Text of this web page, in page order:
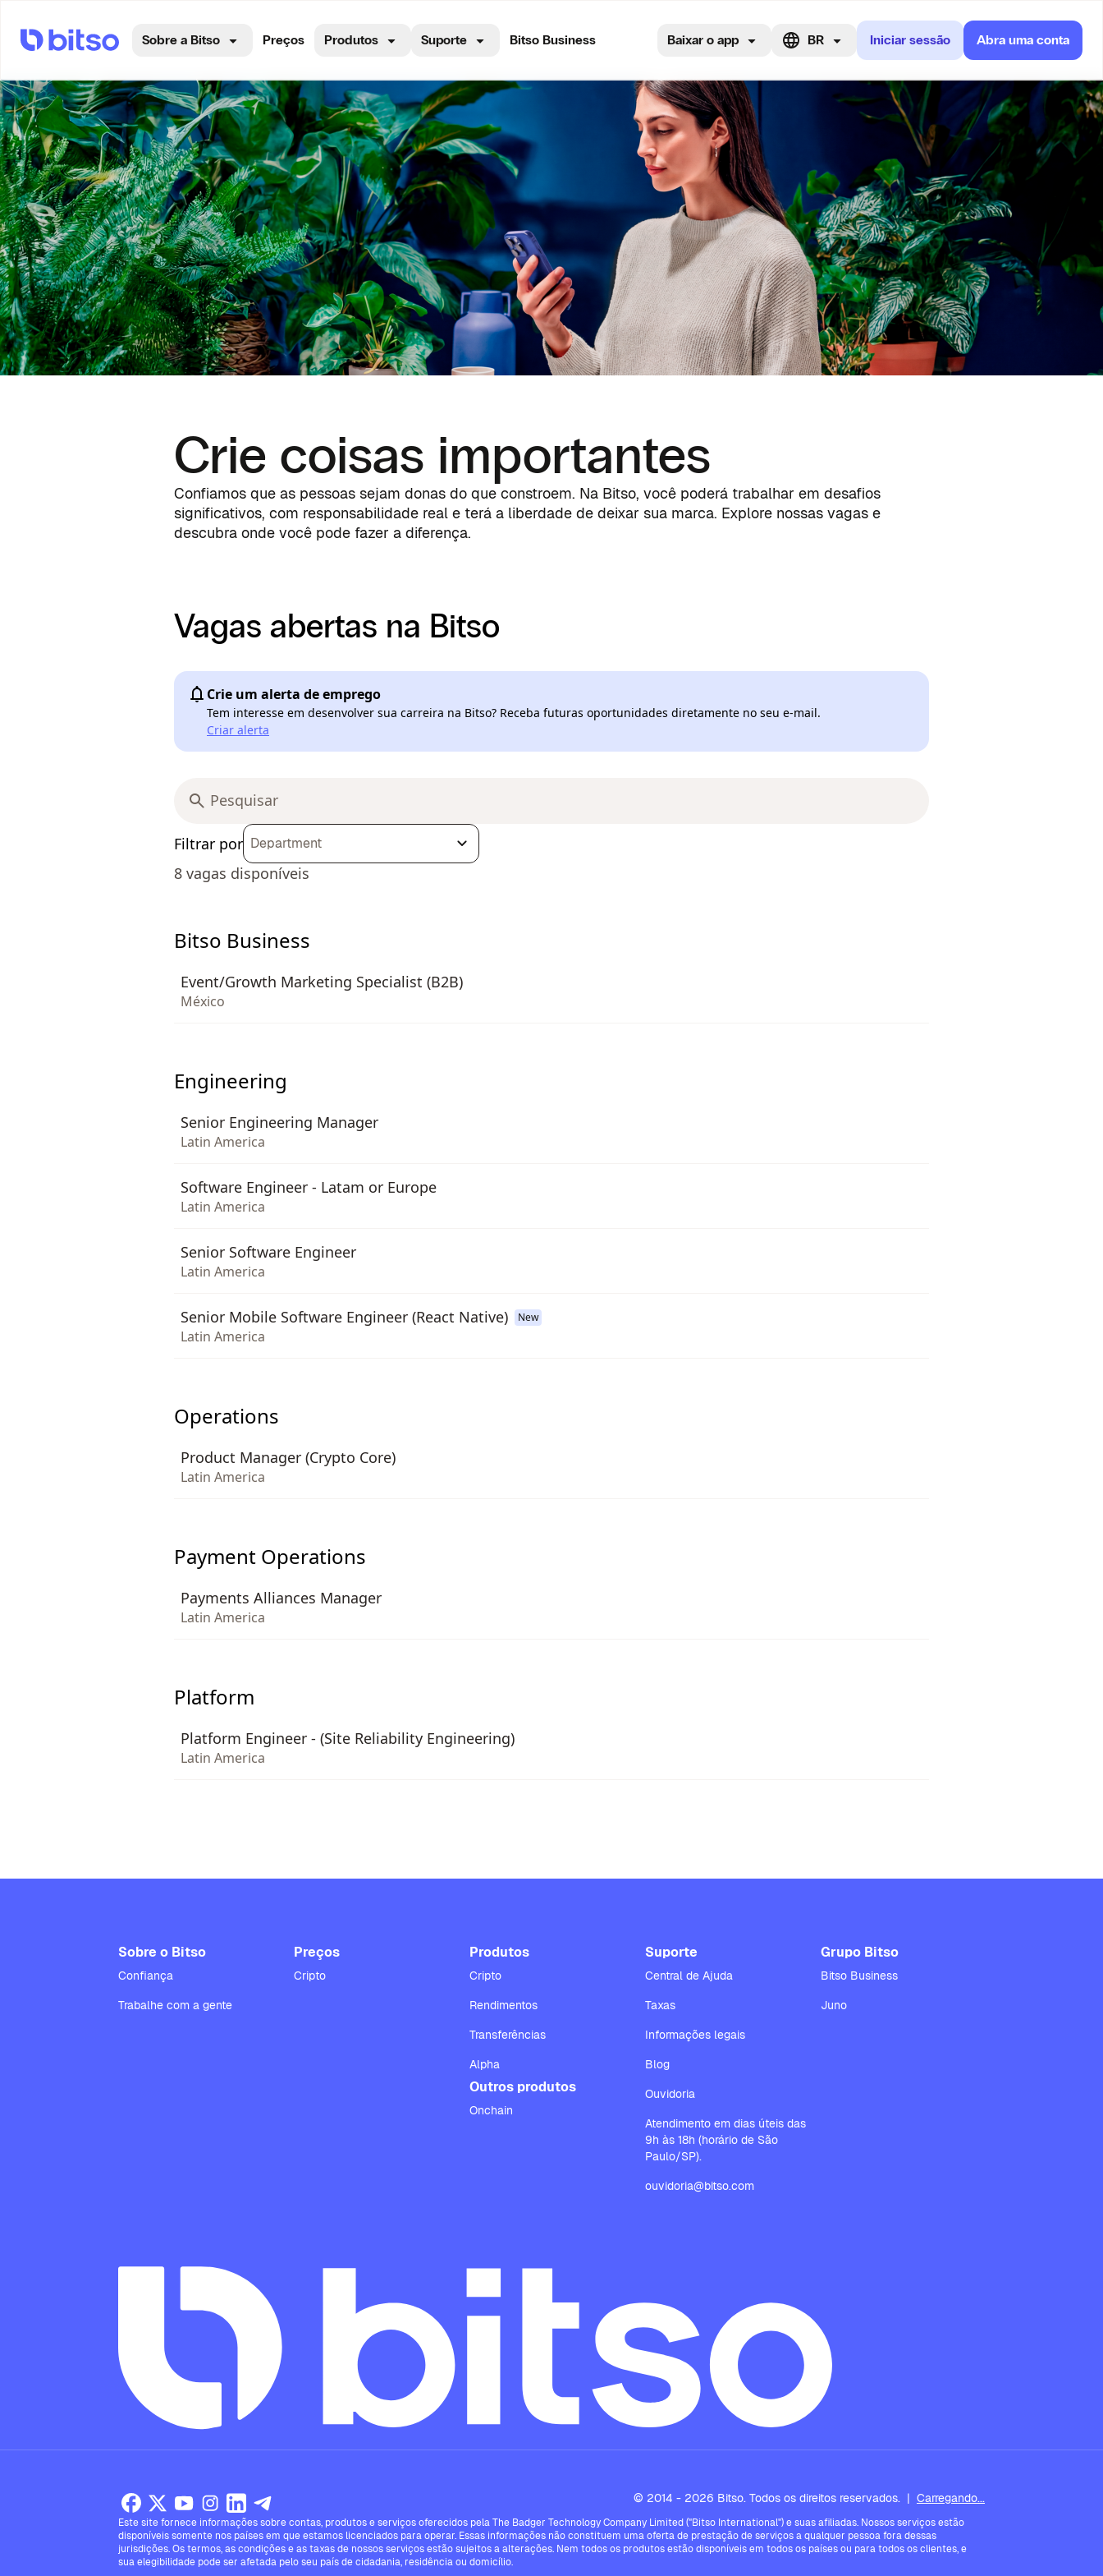
Sobre a Bitso Preços Produtos Suporte Bitso Business Baixar o app BR Iniciar sessão Abra uma conta
Crie coisas importantes
Confiamos que as pessoas sejam donas do que constroem. Na Bitso, você poderá trabalhar em desafios
significativos, com responsabilidade real e terá a liberdade de deixar sua marca. Explore nossas vagas e
descubra onde você pode fazer a diferença.
Vagas abertas na Bitso
Crie um alerta de emprego
Tem interesse em desenvolver sua carreira na Bitso? Receba futuras oportunidades diretamente no seu e-mail.
Criar alerta
Filtrar por Department
8 vagas disponíveis
Bitso Business
Event/Growth Marketing Specialist (B2B)
México
Engineering
Senior Engineering Manager
Latin America
Software Engineer - Latam or Europe
Latin America
Senior Software Engineer
Latin America
Senior Mobile Software Engineer (React Native) New
Latin America
Operations
Product Manager (Crypto Core)
Latin America
Payment Operations
Payments Alliances Manager
Latin America
Platform
Platform Engineer - (Site Reliability Engineering)
Latin America
Sobre o Bitso
Confiança
Trabalhe com a gente
Preços
Cripto
Produtos
Cripto
Rendimentos
Transferências
Alpha
Outros produtos
Onchain
Suporte
Central de Ajuda
Taxas
Informações legais
Blog
Ouvidoria
Atendimento em dias úteis das
9h às 18h (horário de São
Paulo/SP).
ouvidoria@bitso.com
Grupo Bitso
Bitso Business
Juno
© 2014 - 2026 Bitso. Todos os direitos reservados. | Carregando...
Este site fornece informações sobre contas, produtos e serviços oferecidos pela The Badger Technology Company Limited ("Bitso International") e suas afiliadas. Nossos serviços estão
disponíveis somente nos países em que estamos licenciados para operar. Essas informações não constituem uma oferta de prestação de serviços a qualquer pessoa fora dessas
jurisdições. Os termos, as condições e as taxas de nossos serviços estão sujeitos a alterações. Nem todos os produtos estão disponíveis em todos os países ou para todos os clientes, e
sua elegibilidade pode ser afetada pelo seu país de cidadania, residência ou domicílio.